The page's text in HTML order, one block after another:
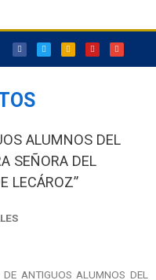
ALUMNOS DEL
SEÑORA DEL
LECÁROZ”
ANTIGUOS ALUMNOS DEL